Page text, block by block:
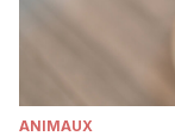
ANIMAUX